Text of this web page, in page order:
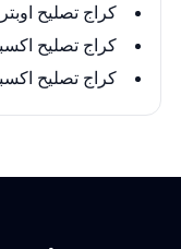
كراج تصليح
كراج تصليح
كراج تصليح